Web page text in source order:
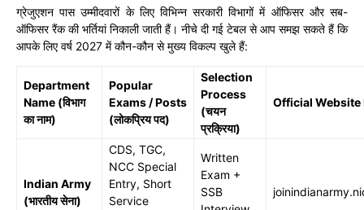
ग्रेजुएशन पास उम्मीदवारों के लिए विभिन्न सरकारी विभागों में ऑफिसर और सब-
ऑफिसर रैंक की भर्तियां निकाली जाती हैं। नीचे दी गई टेबल से आप समझ सकते हैं कि
आपके लिए वर्ष 2027 में कौन-कौन से मुख्य विकल्प खुले हैं:
Department
Name (विभाग
का नाम)
Popular
Exams / Posts
(लोकप्रिय पद)
Selection
Process
(चयन
प्रक्रिया)
Official Website
Indian Army
(भारतीय सेना)
CDS, TGC,
NCC Special
Entry, Short
Service
Written
Exam +
SSB